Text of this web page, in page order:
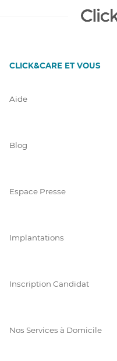
CLICK&CARE ET VOUS
Aide
Blog
Espace Presse
Implantations
Inscription Candidat
Nos Services à Domicile